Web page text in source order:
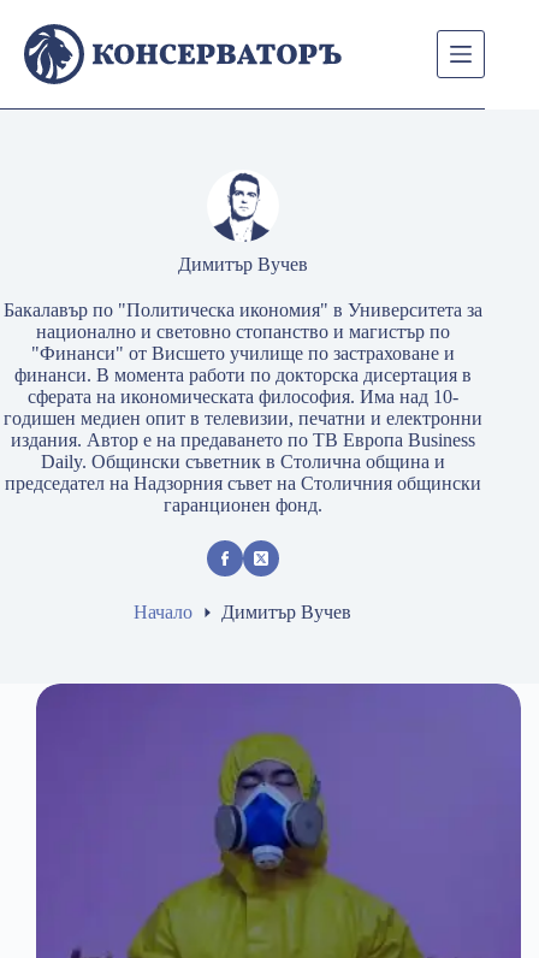
content
Димитър Вучев
Бакалавър по "Политическа икономия" в Университета за
национално и световно стопанство и магистър по
"Финанси" от Висшето училище по застраховане и
финанси. В момента работи по докторска дисертация в
сферата на икономическата философия. Има над 10-
годишен медиен опит в телевизии, печатни и електронни
издания. Автор е на предаването по ТВ Европа Business
Daily. Общински съветник в Столична община и
председател на Надзорния съвет на Столичния общински
гаранционен фонд.
Начало Димитър Вучев